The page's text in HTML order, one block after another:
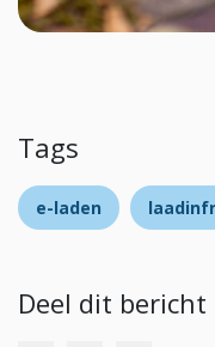
Tags
e-laden
Deel dit bericht